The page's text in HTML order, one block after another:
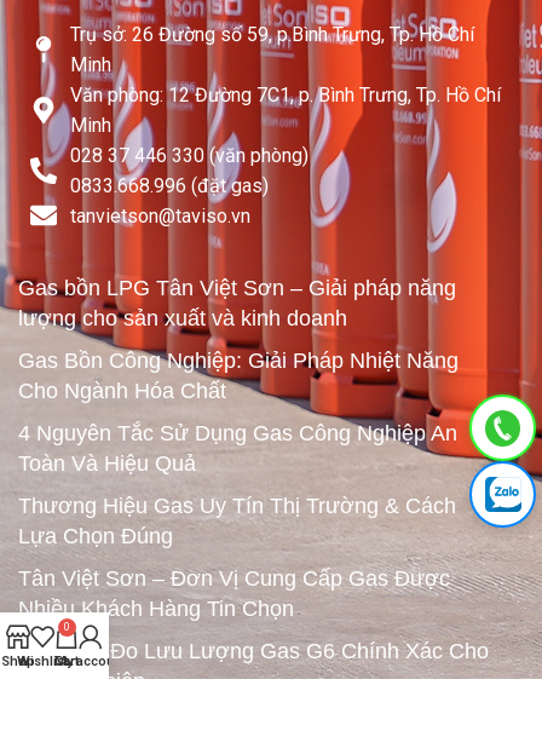
Trụ sở: 26 Đường số 59, p.Bình Trưng, Tp. Hồ Chí
Minh
Văn phòng: 12 Đường 7C1, p. Bình Trưng, Tp. Hồ Chí
Minh
028 37 446 330 (văn phòng)
0833.668.996 (đặt gas)
tanvietson@taviso.vn​
Gas bồn LPG Tân Việt Sơn – Giải pháp năng
lượng cho sản xuất và kinh doanh
Gas Bồn Công Nghiệp: Giải Pháp Nhiệt Năng
Cho Ngành Hóa Chất
4 Nguyên Tắc Sử Dụng Gas Công Nghiệp An
Toàn Và Hiệu Quả
Thương Hiệu Gas Uy Tín Thị Trường & Cách
Lựa Chọn Đúng
Tân Việt Sơn – Đơn Vị Cung Cấp Gas Được
Nhiều Khách Hàng Tin Chọn
Đồng Hồ Đo Lưu Lượng Gas G6 Chính Xác Cho
Công Nghiệp
ShopWishlist
0
Cart
My account